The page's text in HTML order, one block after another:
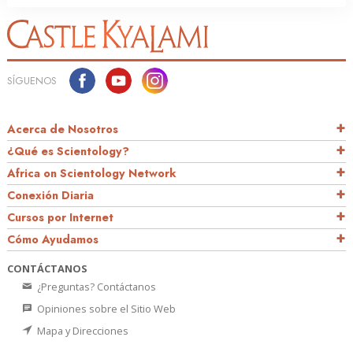
SÍGUENOS
Acerca de Nosotros
¿Qué es Scientology?
Africa on Scientology Network
Conexión Diaria
Cursos por Internet
Cómo Ayudamos
CONTÁCTANOS
¿Preguntas? Contáctanos
Opiniones sobre el Sitio Web
Mapa y Direcciones